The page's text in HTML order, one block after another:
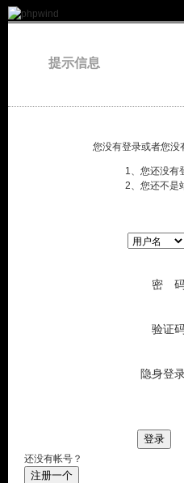
提示信息
您没有登录或者您没
1、您还没有
2、您还不是
密
验证
隐身登
登录
还没有帐号？
注册一个